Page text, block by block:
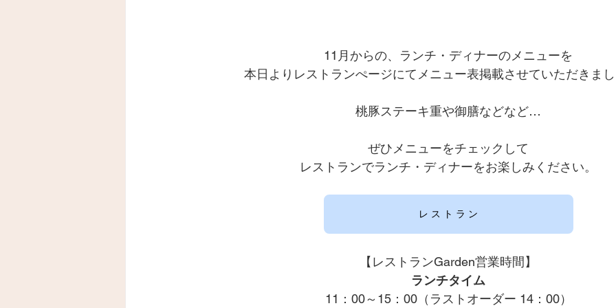
11月からの、ランチ・ディナーのメニューを
本日よりレストランぺージにてメニュー表掲載させていただきま
桃豚ステーキ重や御膳などなど…
ぜひメニューをチェックして
レストランでランチ・ディナーをお楽しみください。
レ ス ト ラ ン
【レストランGarden営業時間】
ランチタイム
11：00～15：00（ラストオーダー 14：00）